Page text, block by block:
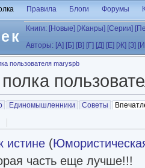
Правила Блоги Форумы
Книги: [Новые] [Жанры] [Серии]
Авторы: [А] [Б] [В] [Г] [Д] [Е] [Ж] [З]
пользователя maryspb
Единомышленники Советы
истине (
часть еще лучше!!!